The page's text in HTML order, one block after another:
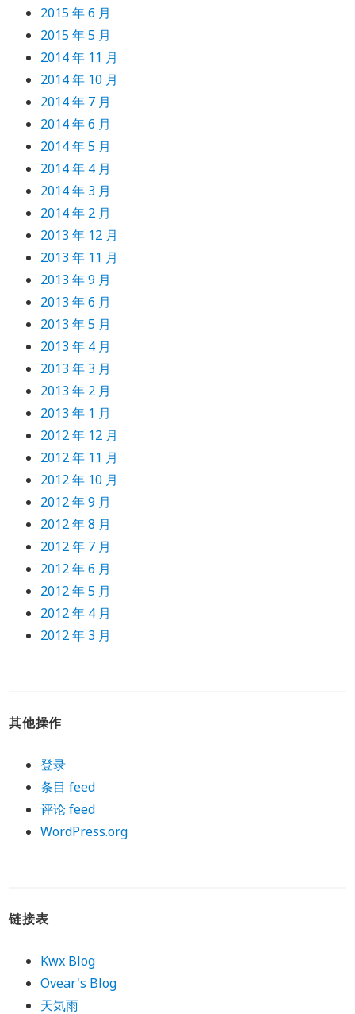
2015 年 6 月
2015 年 5 月
2014 年 11 月
2014 年 10 月
2014 年 7 月
2014 年 6 月
2014 年 5 月
2014 年 4 月
2014 年 3 月
2014 年 2 月
2013 年 12 月
2013 年 11 月
2013 年 9 月
2013 年 6 月
2013 年 5 月
2013 年 4 月
2013 年 3 月
2013 年 2 月
2013 年 1 月
2012 年 12 月
2012 年 11 月
2012 年 10 月
2012 年 9 月
2012 年 8 月
2012 年 7 月
2012 年 6 月
2012 年 5 月
2012 年 4 月
2012 年 3 月
其他操作
登录
条目 feed
评论 feed
WordPress.org
链接表
Kwx Blog
Ovear's Blog
天気雨